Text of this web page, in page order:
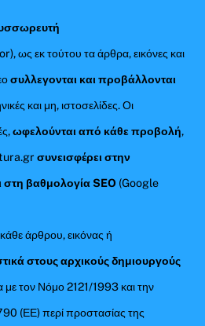
ως εκ τούτου τα άρθρα, εικόνες και
συλλεγονται και προβάλλονται
και μη, ιστοσελίδες. Οι
ωφελούνται από κάθε προβολή,
συνεισφέρει στην
στη βαθμολογία SEO (Google
άρθρου, εικόνας ή
στους αρχικούς δημιουργούς
τον Νόμο 2121/1993 και την
(ΕΕ) περί προστασίας της